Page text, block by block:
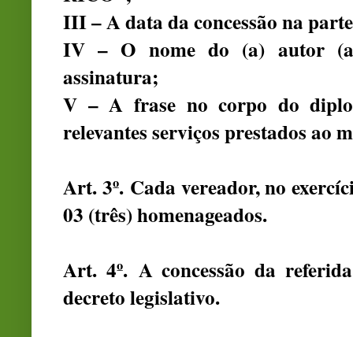
III – A data da concessão na
IV – O nome do (a) autor
assinatura;
V – A frase no corpo do
relevantes serviços prestados ao
Art. 3º. Cada vereador, no
03 (três) homenageados.
Art. 4º. A concessão da
decreto legislativo.